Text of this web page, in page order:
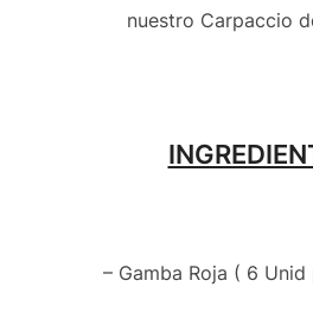
nuestro Carpaccio
– Gamba Roja ( 6